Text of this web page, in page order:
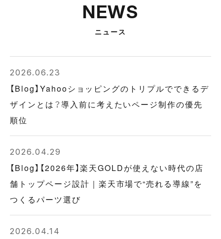
NEWS
ニュース
2026.06.23
【Blog】Yahooショッピングのトリプルでできるデ
ザインとは？導入前に考えたいページ制作の優先
順位
2026.04.29
【Blog】【2026年】楽天GOLDが使えない時代の店
舗トップページ設計｜楽天市場で“売れる導線”を
つくるパーツ選び
2026.04.14